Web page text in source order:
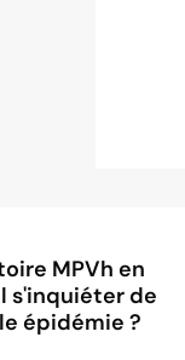
MPVh en
s'inquiéter de
épidémie ?